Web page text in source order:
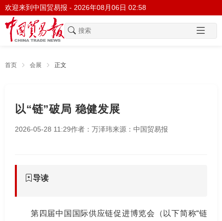
欢迎来到中国贸易报 - 2026年08月06日 02:58
首页 会展 正文
以“链”破局 稳健发展
2026-05-28 11:29作者：万泽玮来源：中国贸易报
导读
第四届中国国际供应链促进博览会（以下简称“链